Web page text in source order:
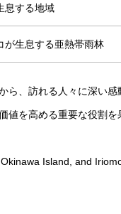
息する地域
が生息する亜熱帯雨林
ら、訪れる人々に深い
を高める重要な役割を
Island, and